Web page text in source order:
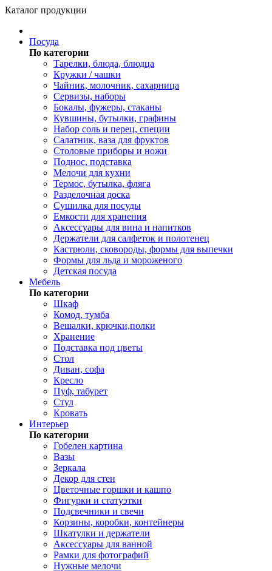
Каталог продукции
Посуда
По категории
Тарелки, блюда, блюдца
Кружки / чашки
Чайник, молочник, сахарница
Сервизы, наборы
Бокалы, фужеры, стаканы
Кувшины, бутылки, графины
Набор соль и перец, специи
Салатник, ваза для фруктов
Столовые приборы и ножи
Поднос, подставка
Мелочи для кухни
Термос, бутылка, фляга
Разделочная доска
Сушилка для посуды
Емкости для хранения
Аксессуары для вина и напитков
Держатели для салфеток и полотенец
Кастрюли, сковороды, формы для выпечки
Формы для льда и мороженого
Детская посуда
Мебель
По категории
Шкаф
Комод, тумба
Вешалки, крючки,полки
Хранение
Подставка под цветы
Стол
Диван, софа
Кресло
Пуф, табурет
Стул
Кровать
Интерьер
По категории
Гобелен картина
Вазы
Зеркала
Декор для стен
Цветочные горшки и кашпо
Фигурки и статуэтки
Подсвечники и свечи
Корзины, коробки, контейнеры
Шкатулки и держатели
Аксессуары для ванной
Рамки для фотографий
Нужные мелочи